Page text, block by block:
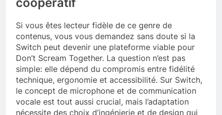
Si vous êtes lecteur fidèle de ce genre de
contenus, vous vous demandez sans doute si la
Switch peut devenir une plateforme viable pour
Don’t Scream Together. La question n’est pas
simple: elle dépend du compromis entre fidélité
technique, ergonomie et accessibilité. Sur Switch,
le concept de microphone et de communication
vocale est tout aussi crucial, mais l’adaptation
nécessite des choix d’ingénierie et de design qui